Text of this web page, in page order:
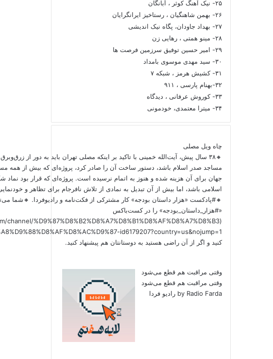
۲۵- نیک آهنگ کوثر ، آبانگان
۲۶- بهمن شاهنگیان ، رستاخیز ایرانگرایان
۲۷- بهداد جاودان، پگاه نیک اندیشی
۲۸- مینو همتی ، رهایی زن
۲۹- امیر حسین توفیق سرزمین فرصت ها
۳۰- سید مهدی موسوی بامداد
۳۱- کشیش هرمز ، شبکه ۷
۳۲-بهنام پارسی ، ۹۱۱
۳۳- کوروش عرفانی ، دیدگاه
۳۴- میترا معتمدی، خودمونی
چاه ویل مصلی
🔸۳۸ سال پیش، آیت‌الله خمینی با تاکید بر اینکه مصلی تهران باید به دور از
مساجد صدر اسلام باشد، دستور ساخت آن را صادر کرد، پروژه‌ای که بیش از همه
جهان برای آن هزینه شده و هنوز به اتمام نرسیده است. پروژه‌ای که قرار بود نماد
اسلامی باشد، اما بیش از آن تبدیل به نمادی از تلاش نافرجام برای تظاهر و
🔸#پادکست «هزار داستان بودجه» کار مشترکی از فکت‌نامه و رادیوفردا. 🔸شما
«#هزار_داستان_بودجه» را در کست‌باکس
channel/%D9%87%D8%B2%D8%A7%D8%B1%D8%AF%D8%A7%D8%B3
کنید و اگر از آن راضی هستید به دوستانتان هم پیشنهاد کنید.
وقتی مراقبت هم قطع می‌شود
وقتی مراقبت هم قطع می‌شود
by Radio Farda رادیو فردا